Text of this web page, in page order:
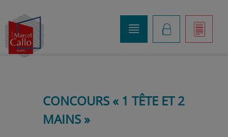
]
K
o
CONCOURS « 1 TÊTE ET 2
MAINS »